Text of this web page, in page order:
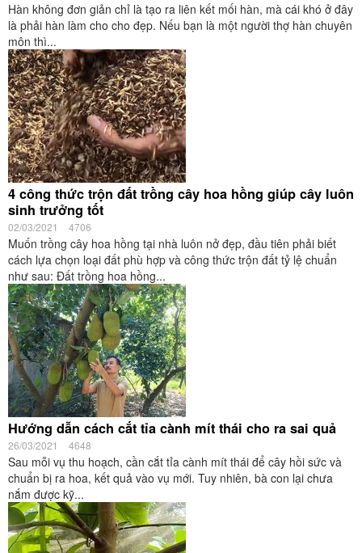
Hàn không đơn giản chỉ là tạo ra liên kết mối hàn, mà cái khó ở đây
là phải hàn làm cho cho đẹp. Nếu bạn là một người thợ hàn chuyên
môn thì...
4 công thức trộn đất trồng cây hoa hồng giúp cây luôn
sinh trưởng tốt
02/03/2021 4706
Muốn trồng cây hoa hồng tại nhà luôn nở đẹp, đầu tiên phải biết
cách lựa chọn loại đất phù hợp và công thức trộn đất tỷ lệ chuẩn
như sau: Đất trồng hoa hồng...
Hướng dẫn cách cắt tỉa cành mít thái cho ra sai quả
26/03/2021 4648
Sau mỗi vụ thu hoạch, cần cắt tỉa cành mít thái để cây hồi sức và
chuẩn bị ra hoa, kết quả vào vụ mới. Tuy nhiên, bà con lại chưa
nắm được kỹ...